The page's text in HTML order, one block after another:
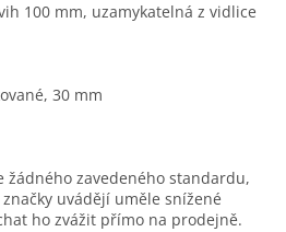
100 mm, uzamykatelná z vidlice
30 mm
zavedeného standardu,
uvádějí uměle snížené
ho zvážit přímo na prodejně.